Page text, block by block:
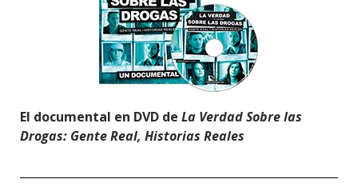
El documental en DVD de La Verdad Sobre las
Drogas: Gente Real, Historias Reales